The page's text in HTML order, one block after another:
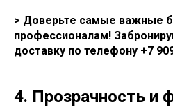
> Доверьте самые важные
профессионалам!
доставку по телефону +7
4. Прозрачность и